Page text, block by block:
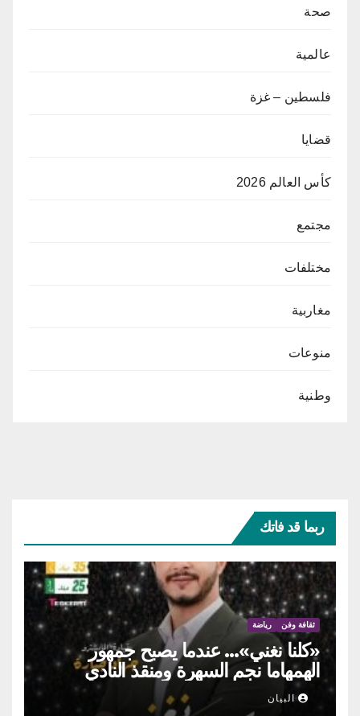
صحة
عالمية
فلسطين – غزة
قضايا
كأس العالم 2026
مجتمع
مختلفات
مغاربية
منوعات
وطنية
ربما قد فاتك
ثقافة وفن رياضة
«كلنا نغني»… عندما يصبح جمهور
الهمهاما نجم السهرة ومنقذ النادي
البيان